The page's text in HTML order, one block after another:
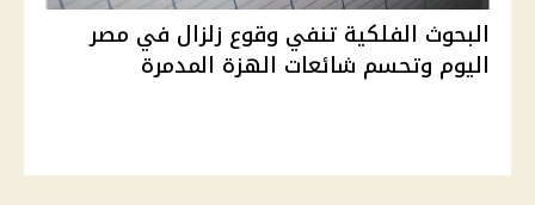
البحوث الفلكية تنفي وقوع زلزال في مصر
اليوم وتحسم شائعات الهزة المدمرة